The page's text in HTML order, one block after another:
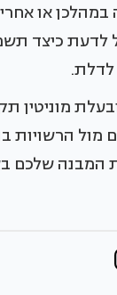
במהלכן או
לדעת כיצד
לדלת.
מול
המבנה שלכם